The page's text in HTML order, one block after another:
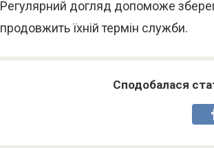
Регулярний догляд допоможе
продовжить їхній термін служби.
Сподобалася